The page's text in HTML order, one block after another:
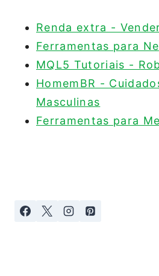
Renda extra -
Ferramentas para
MQL5 Tutoriais -
HomemBR -
Masculinas
Ferramentas para